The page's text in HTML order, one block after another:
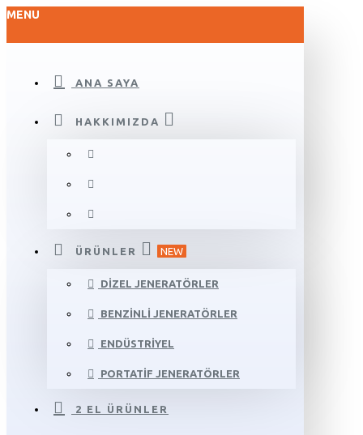
MENU
ANA SAYA
HAKKIMIZDA
ÜRÜNLER NEW
DIZEL JENERATÖRLER
BENZINLI JENERATÖRLER
ENDÜSTRIYEL
PORTATIF JENERATÖRLER
2 EL ÜRÜNLER